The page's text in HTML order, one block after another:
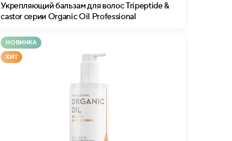
Укрепляющий бальзам для волос Tripeptide &
castor серии Organic Oil Professional
НОВИНКА
ХИТ